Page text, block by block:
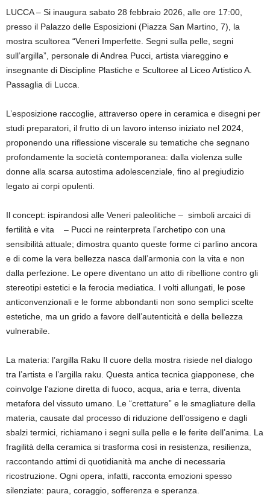
LUCCA – Si inaugura sabato 28 febbraio 2026, alle ore 17:00,
presso il Palazzo delle Esposizioni (Piazza San Martino, 7), la
mostra scultorea “Veneri Imperfette. Segni sulla pelle, segni
sull’argilla”, personale di Andrea Pucci, artista viareggino e
insegnante di Discipline Plastiche e Scultoree al Liceo Artistico A.
Passaglia di Lucca.
L’esposizione raccoglie, attraverso opere in ceramica e disegni per
studi preparatori, il frutto di un lavoro intenso iniziato nel 2024,
proponendo una riflessione viscerale su tematiche che segnano
profondamente la società contemporanea: dalla violenza sulle
donne alla scarsa autostima adolescenziale, fino al pregiudizio
legato ai corpi opulenti.
Il concept: ispirandosi alle Veneri paleolitiche – simboli arcaici di
fertilità e vita – Pucci ne reinterpreta l’archetipo con una
sensibilità attuale; dimostra quanto queste forme ci parlino ancora
e di come la vera bellezza nasca dall’armonia con la vita e non
dalla perfezione. Le opere diventano un atto di ribellione contro gli
stereotipi estetici e la ferocia mediatica. I volti allungati, le pose
anticonvenzionali e le forme abbondanti non sono semplici scelte
estetiche, ma un grido a favore dell’autenticità e della bellezza
vulnerabile.
La materia: l’argilla Raku Il cuore della mostra risiede nel dialogo
tra l’artista e l’argilla raku. Questa antica tecnica giapponese, che
coinvolge l’azione diretta di fuoco, acqua, aria e terra, diventa
metafora del vissuto umano. Le “crettature” e le smagliature della
materia, causate dal processo di riduzione dell’ossigeno e dagli
sbalzi termici, richiamano i segni sulla pelle e le ferite dell’anima. La
fragilità della ceramica si trasforma così in resistenza, resilienza,
raccontando attimi di quotidianità ma anche di necessaria
ricostruzione. Ogni opera, infatti, racconta emozioni spesso
silenziate: paura, coraggio, sofferenza e speranza.